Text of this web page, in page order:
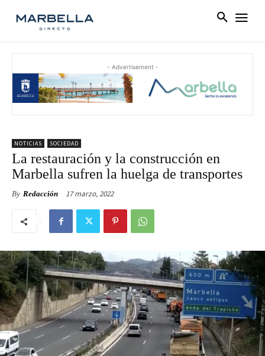
- Advertisement -
NOTICIAS SOCIEDAD
La restauración y la construcción en
Marbella sufren la huelga de transportes
By Redacción 17 marzo, 2022